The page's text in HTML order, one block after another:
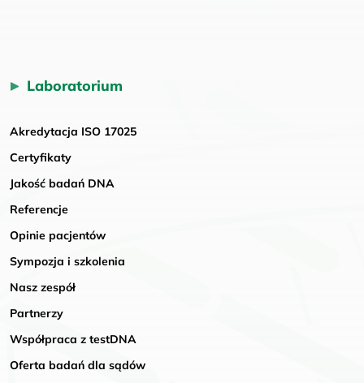
Laboratorium
Akredytacja ISO 17025
Certyfikaty
Jakość badań DNA
Referencje
Opinie pacjentów
Sympozja i szkolenia
Nasz zespół
Partnerzy
Współpraca z testDNA
Oferta badań dla sądów